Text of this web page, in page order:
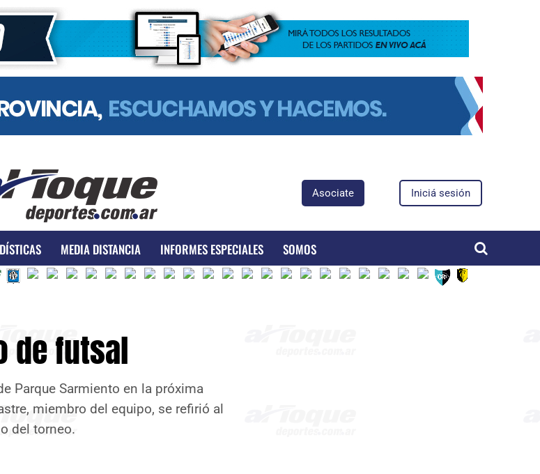
Asociate Iniciá sesión
MEDIA DISTANCIA INFORMES ESPECIALES SOMOS
de futsal
Parque Sarmiento en la próxima
miembro del equipo, se refirió al
del torneo.